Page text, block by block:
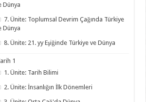
Dünya
7. Ünite: Toplumsal Devrim Çağında Türkiye
Dünya
8. Ünite: 21. yy Eşiğinde Türkiye ve Dünya
1
1. Ünite: Tarih Bilimi
2. Ünite: İnsanlığın İlk Dönemleri